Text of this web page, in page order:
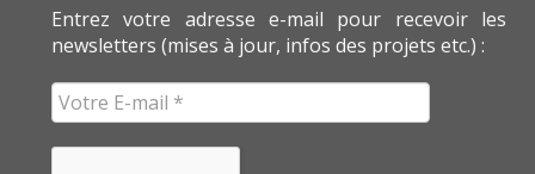
Entrez votre adresse e-mail pour recevoir les
newsletters (mises à jour, infos des projets etc.) :